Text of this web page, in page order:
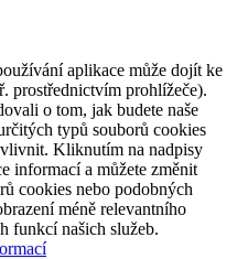
aplikace může dojít ke
prostřednictvím prohlížeče).
o tom, jak budete naše
typů souborů cookies
Kliknutím na nadpisy
informací a můžete změnit
cookies nebo podobných
méně relevantního
funkcí našich služeb.